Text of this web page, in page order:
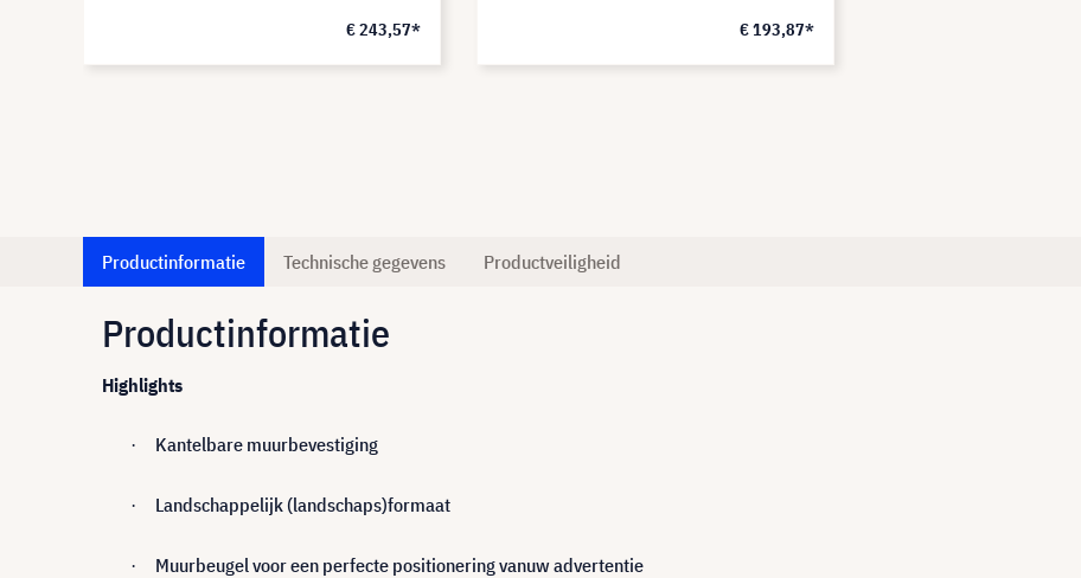
€ 243,57* € 193,87*
Productinformatie Technische gegevens Productveiligheid
Productinformatie
Highlights
· Kantelbare muurbevestiging
· Landschappelijk (landschaps)formaat
· Muurbeugel voor een perfecte positionering vanuw advertentie